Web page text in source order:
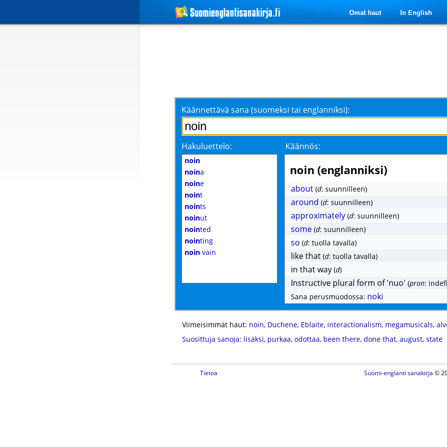
Omat haut In English
Käännettävä sana (suomeksi tai englanniksi):
Hakuluettelo: Käännös:
noin
noina
noine
noint
noints
noinut
nointed
nointing
noin vain
noin (englanniksi)
about (d: suunnilleen)
around (d: suunnilleen)
approximately (d: suunnilleen)
some (d: suunnilleen)
so (d: tuolla tavalla)
like that (d: tuolla tavalla)
in that way (d)
Instructive plural form of 'nuo' (pron:
Sana perusmuodossa: noki
Viimeisimmät haut: noin, Duchene, Eblaite, interactionalism, megamusicals,
Suosittuja sanoja: lisäksi, purkaa, odottaa, been there, done that, august, state
Tietoa Suomi-englanti sanakirja ©